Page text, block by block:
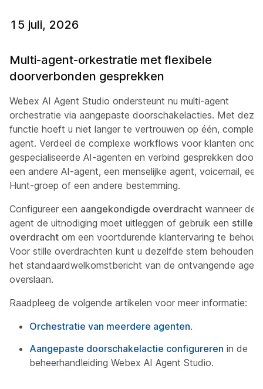
15 juli, 2026
Multi-agent-orkestratie met flexibele
doorverbonden gesprekken
Webex AI Agent Studio ondersteunt nu multi-agent
orchestratie via aangepaste doorschakelacties. Met deze
functie hoeft u niet langer te vertrouwen op één,
agent. Verdeel de complexe workflows voor klanten
gespecialiseerde AI-agenten en verbind gesprekken door
een andere AI-agent, een menselijke agent, voicemail, een
Hunt-groep of een andere bestemming.
Configureer een aangekondigde overdracht wanneer de
agent de uitnodiging moet uitleggen of gebruik een stille
overdracht om een voortdurende klantervaring te
Voor stille overdrachten kunt u dezelfde stem behouden
het standaardwelkomstbericht van de ontvangende agent
overslaan.
Raadpleeg de volgende artikelen voor meer informatie:
Orchestratie van meerdere agenten.
Aangepaste doorschakelactie configureren in de
beheerhandleiding Webex AI Agent Studio.